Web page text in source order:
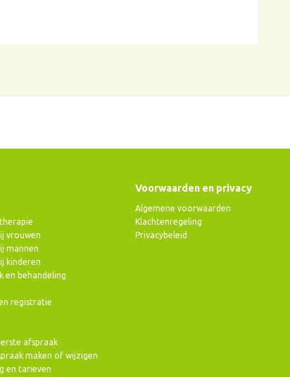
vrouwen
mannen
kinderen
en behandeling
registratie
afspraak
maken of wijzigen
en tarieven
Voorwaarden en privacy
Algemene voorwaarden
Klachtenregeling
Privacybeleid